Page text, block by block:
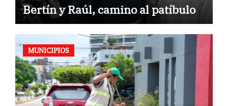
Bertín y Raúl, camino al patíbulo
MUNICIPIOS